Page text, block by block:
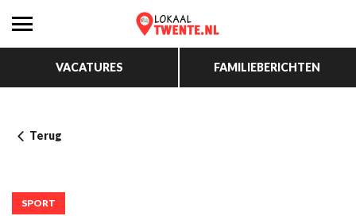
VACATURES FAMILIEBERICHTEN
Terug
SPORT